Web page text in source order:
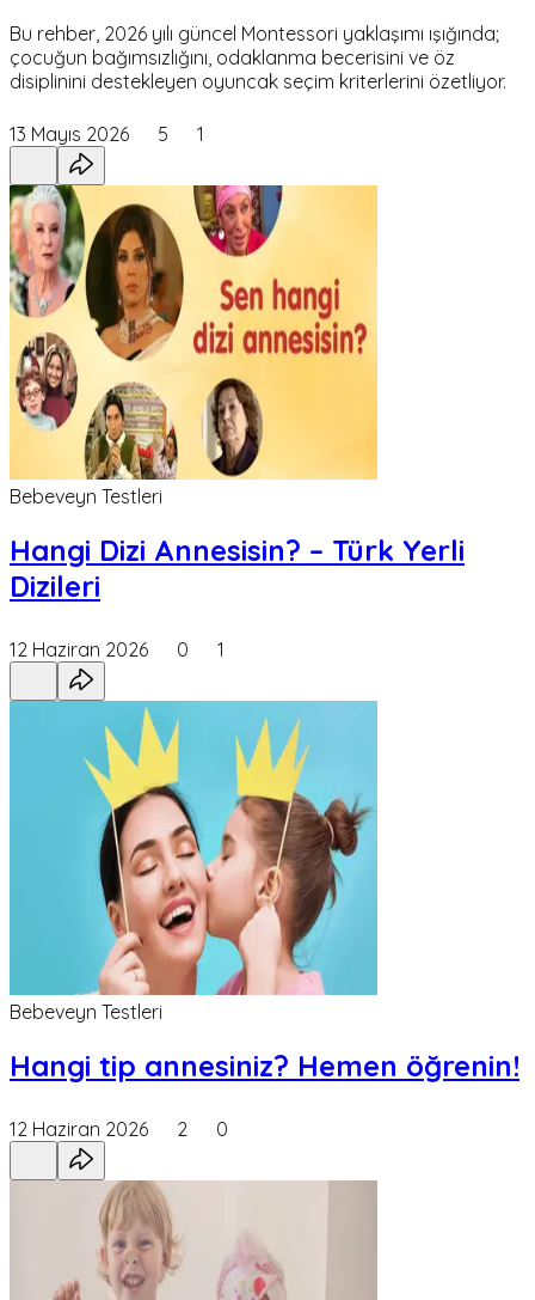
Bu rehber, 2026 yılı güncel Montessori yaklaşımı ışığında;
çocuğun bağımsızlığını, odaklanma becerisini ve öz
disiplinini destekleyen oyuncak seçim kriterlerini özetliyor.
13 Mayıs 2026 5 1
Bebeveyn Testleri
Hangi Dizi Annesisin? – Türk Yerli
Dizileri
12 Haziran 2026 0 1
Bebeveyn Testleri
Hangi tip annesiniz? Hemen öğrenin!
12 Haziran 2026 2 0